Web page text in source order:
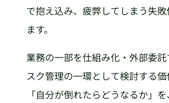
で抱え込み、疲弊してしまう失
ます。
業務の一部を仕組み化・外部委
スク管理の一環として検討する価
「自分が倒れたらどうなるか」